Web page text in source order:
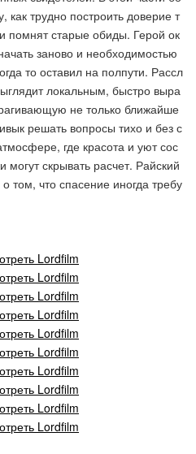
трудно построить доверие т
помнят старые обиды. Герой ок
заново и необходимостью
то оставил на полпути. Рассл
локальным, быстро выра
не только ближайше
решать вопросы тихо и без с
где красота и уют сос
могут скрывать расчет. Райский
том, что спасение иногда требу
Lordfilm
Lordfilm
Lordfilm
Lordfilm
Lordfilm
Lordfilm
Lordfilm
Lordfilm
Lordfilm
Lordfilm